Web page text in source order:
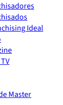
Ideal
Master